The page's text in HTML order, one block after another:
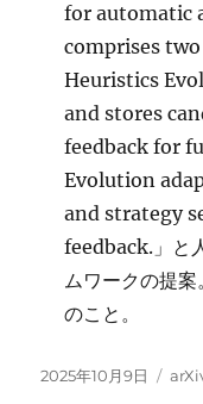
for automatic
comprises
Heuristics
and stores
feedback for
Evolution
and strategy
feedback.」と
ムワークの提
のこと。
投
2025年10月9日
カ